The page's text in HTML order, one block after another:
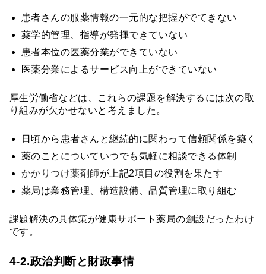
患者さんの服薬情報の一元的な把握がでてきない
薬学的管理、指導が発揮できていない
患者本位の医薬分業ができていない
医薬分業によるサービス向上ができていない
厚生労働省などは、これらの課題を解決するには次の取
り組みが欠かせないと考えました。
日頃から患者さんと継続的に関わって信頼関係を築く
薬のことについていつでも気軽に相談できる体制
かかりつけ薬剤師が上記2項目の役割を果たす
薬局は業務管理、構造設備、品質管理に取り組む
課題解決の具体策が健康サポート薬局の創設だったわけ
です。
4-2.政治判断と財政事情